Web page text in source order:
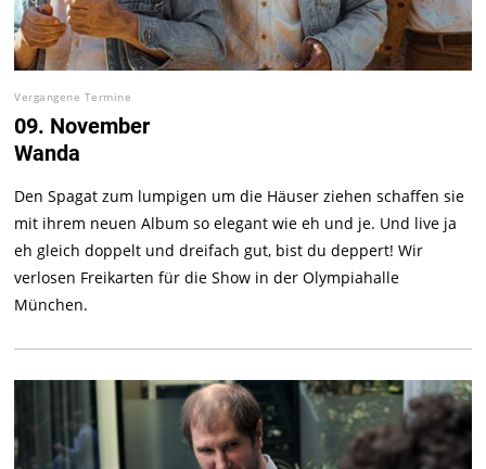
Vergangene Termine
09. November
Wanda
Den Spagat zum lumpigen um die Häuser ziehen schaffen sie
mit ihrem neuen Album so elegant wie eh und je. Und live ja
eh gleich doppelt und dreifach gut, bist du deppert! Wir
verlosen Freikarten für die Show in der Olympiahalle
München.